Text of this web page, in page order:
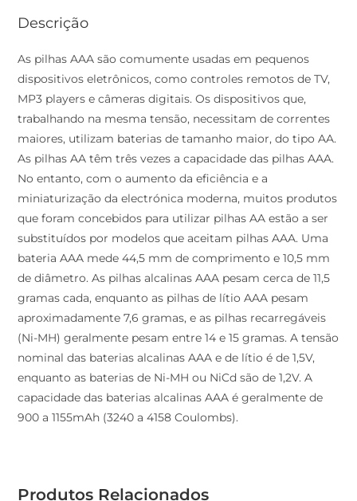
Descrição
As pilhas AAA são comumente usadas em pequenos
dispositivos eletrônicos, como controles remotos de TV,
MP3 players e câmeras digitais. Os dispositivos que,
trabalhando na mesma tensão, necessitam de correntes
maiores, utilizam baterias de tamanho maior, do tipo AA.
As pilhas AA têm três vezes a capacidade das pilhas AAA.
No entanto, com o aumento da eficiência e a
miniaturização da electrónica moderna, muitos produtos
que foram concebidos para utilizar pilhas AA estão a ser
substituídos por modelos que aceitam pilhas AAA. Uma
bateria AAA mede 44,5 mm de comprimento e 10,5 mm
de diâmetro. As pilhas alcalinas AAA pesam cerca de 11,5
gramas cada, enquanto as pilhas de lítio AAA pesam
aproximadamente 7,6 gramas, e as pilhas recarregáveis
(Ni-MH) geralmente pesam entre 14 e 15 gramas. A tensão
nominal das baterias alcalinas AAA e de lítio é de 1,5V,
enquanto as baterias de Ni-MH ou NiCd são de 1,2V. A
capacidade das baterias alcalinas AAA é geralmente de
900 a 1155mAh (3240 a 4158 Coulombs).
Produtos Relacionados